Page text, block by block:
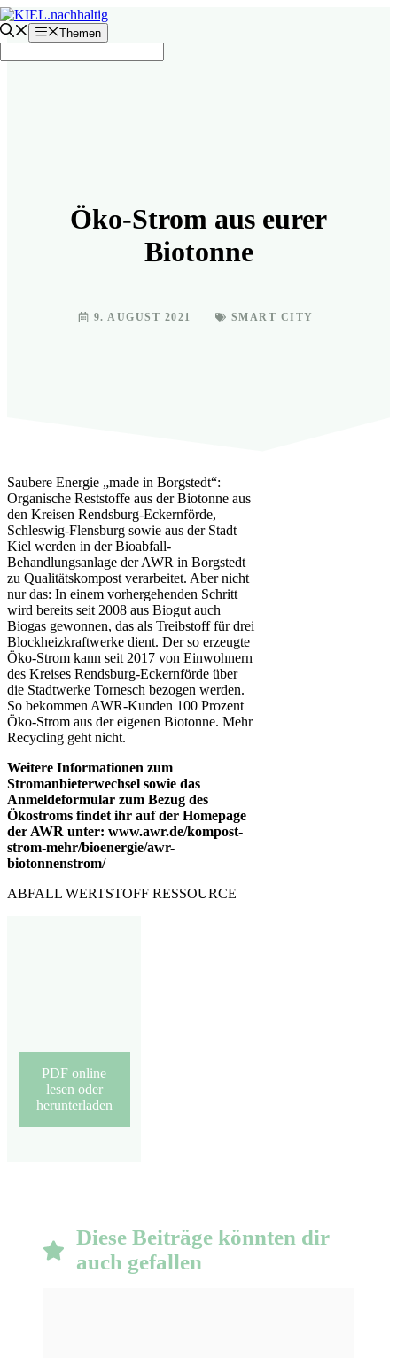
Zum
Inhalt
springen
Themen
Öko-Strom aus eurer
Biotonne
9. AUGUST 2021 SMART CITY
Saubere Energie „made in Borgstedt“:
Organische Reststoffe aus der Biotonne aus
den Kreisen Rendsburg-Eckernförde,
Schleswig-Flensburg sowie aus der Stadt
Kiel werden in der Bioabfall-
Behandlungsanlage der AWR in Borgstedt
zu Qualitätskompost verarbeitet. Aber nicht
nur das: In einem vorhergehenden Schritt
wird bereits seit 2008 aus Biogut auch
Biogas gewonnen, das als Treibstoff für drei
Blockheizkraftwerke dient. Der so erzeugte
Öko-Strom kann seit 2017 von Einwohnern
des Kreises Rendsburg-Eckernförde über
die Stadtwerke Tornesch bezogen werden.
So bekommen AWR-Kunden 100 Prozent
Öko-Strom aus der eigenen Biotonne. Mehr
Recycling geht nicht.
Weitere Informationen zum
Stromanbieterwechsel sowie das
Anmeldeformular zum Bezug des
Ökostroms findet ihr auf der Homepage
der AWR unter: www.awr.de/kompost-
strom-mehr/bioenergie/awr-
biotonnenstrom/
ABFALL WERTSTOFF RESSOURCE
PDF online
lesen oder
herunterladen
Diese Beiträge könnten dir
auch gefallen